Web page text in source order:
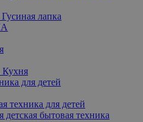
лапка
Кухня
для детей
техника для детей
детская бытовая техника